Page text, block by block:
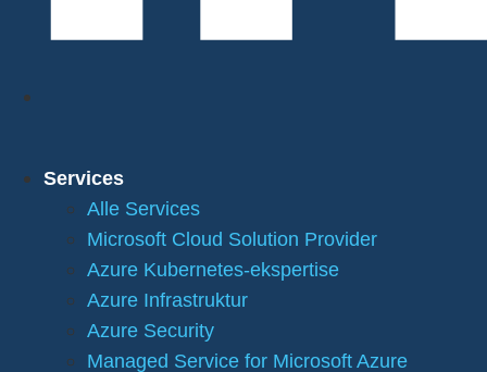
Services
Alle Services
Microsoft Cloud Solution Provider
Azure Kubernetes-ekspertise
Azure Infrastruktur
Azure Security
Managed Service for Microsoft Azure